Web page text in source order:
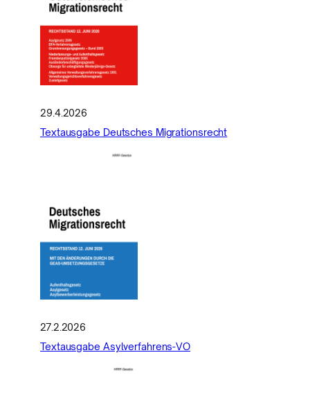
29.4.2026
Textausgabe Deutsches Migrationsrecht
27.2.2026
Textausgabe Asylverfahrens-VO